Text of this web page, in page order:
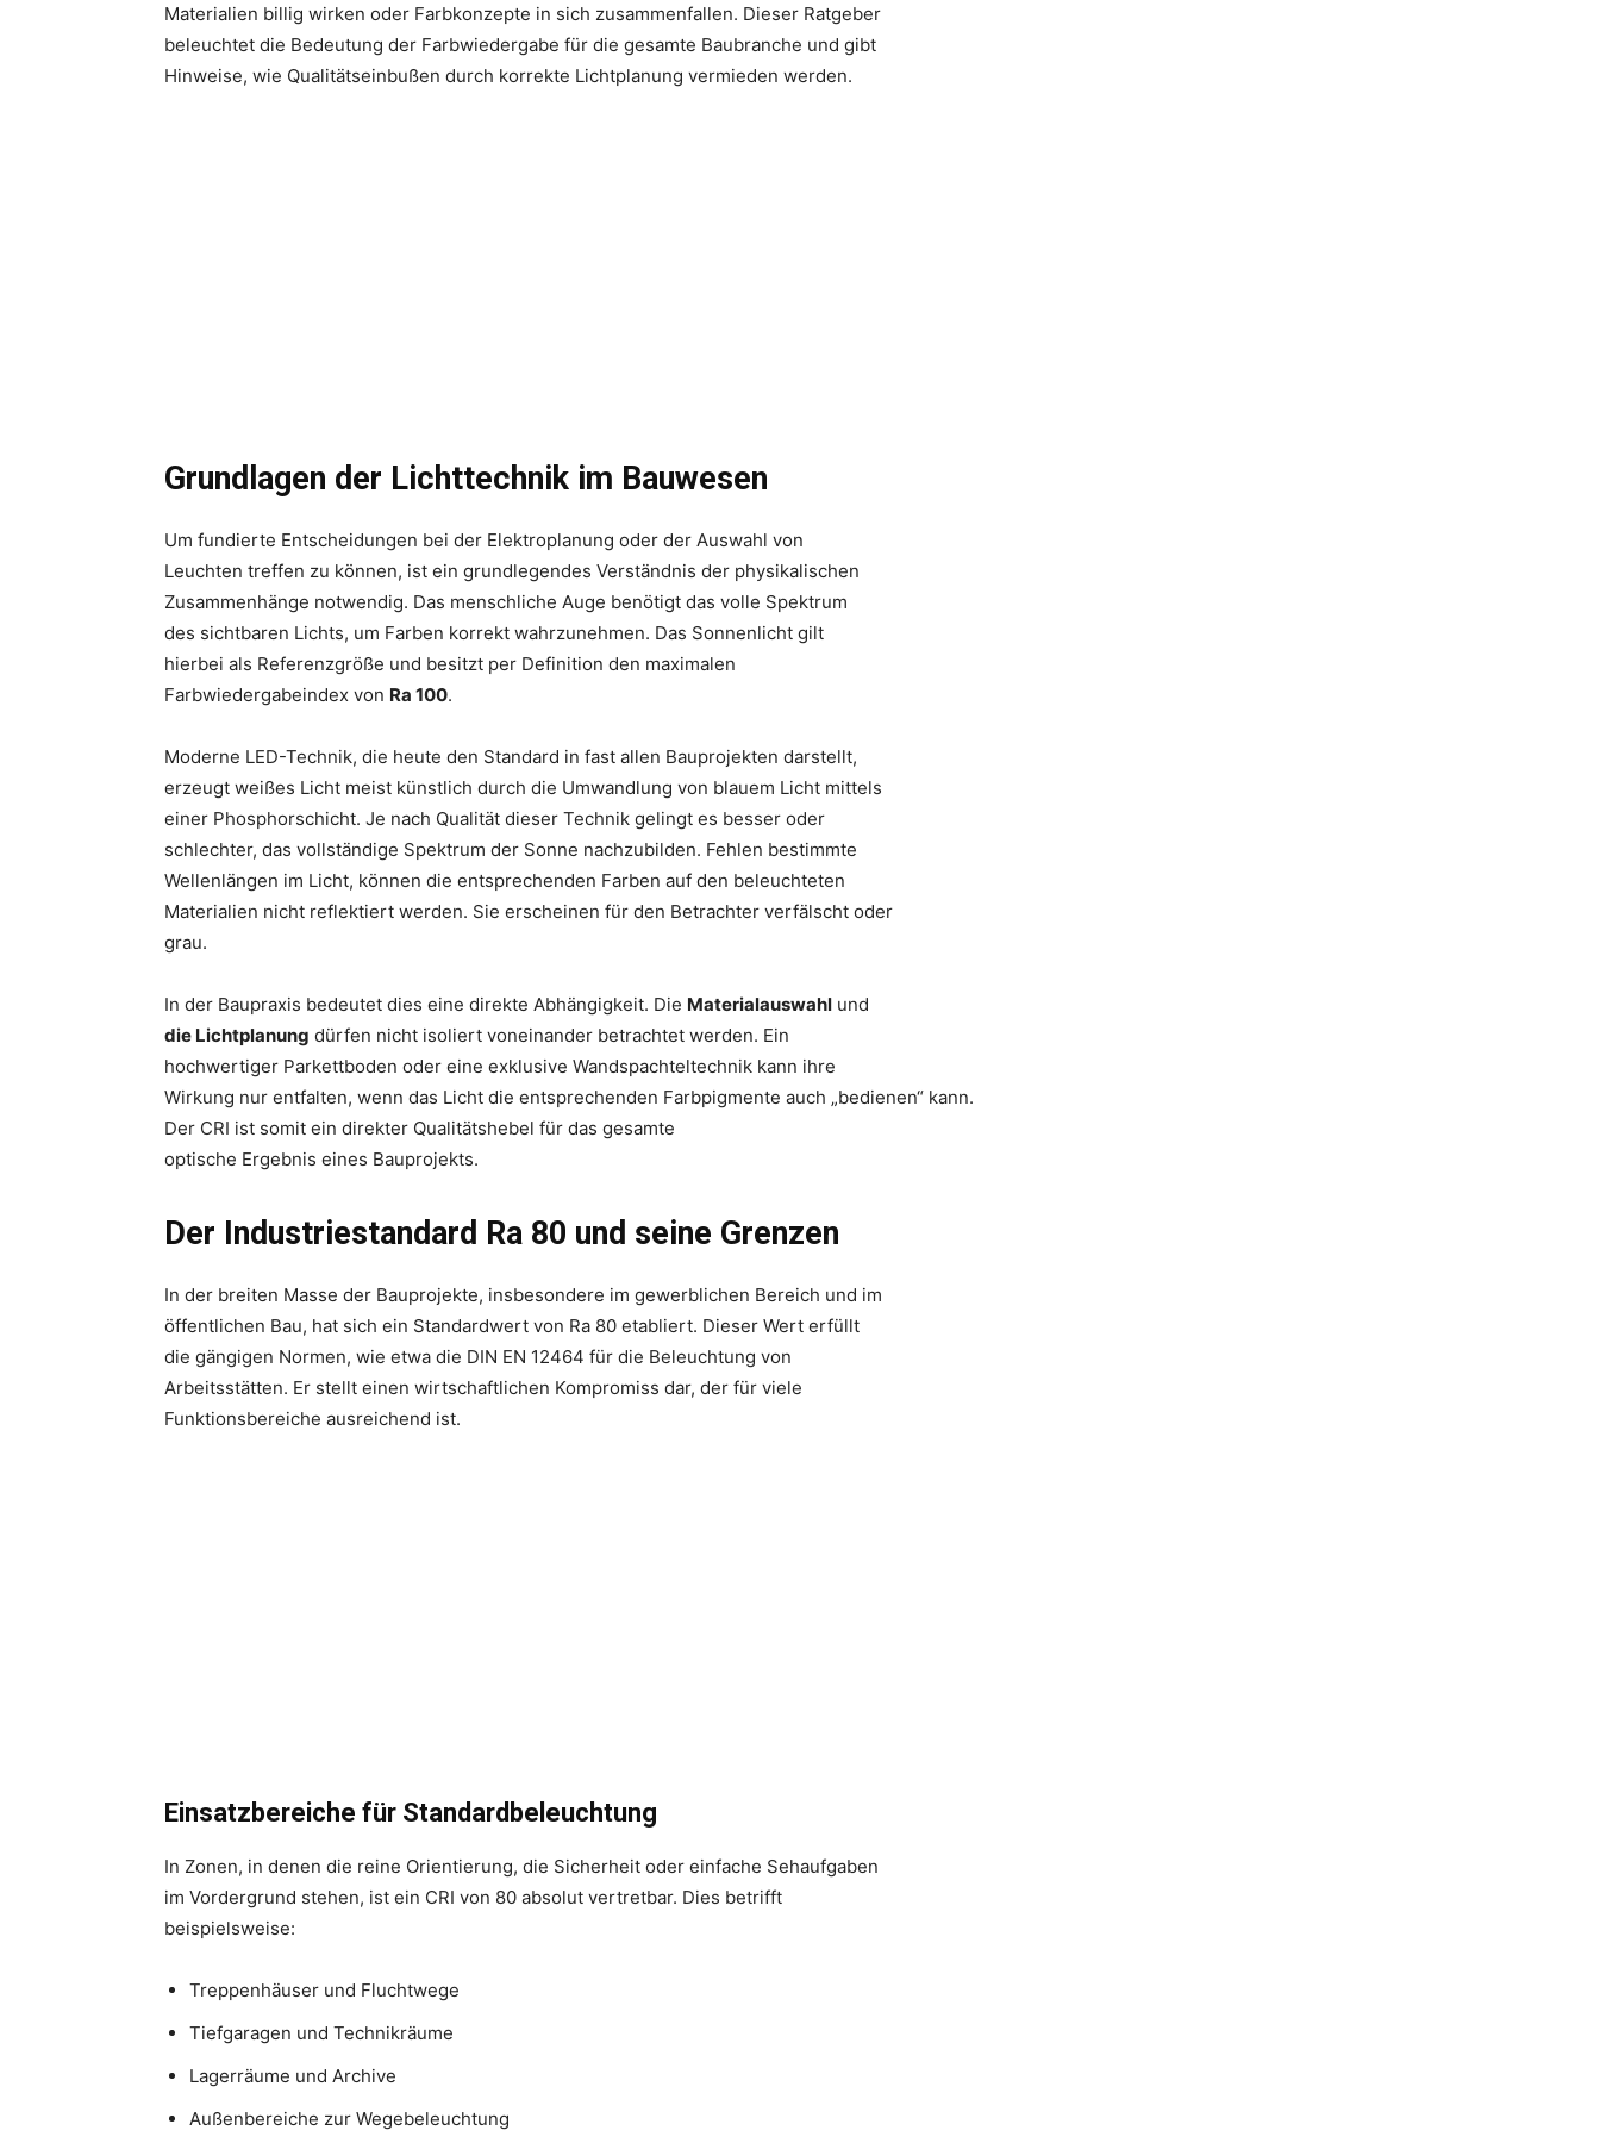
Materialien billig wirken oder Farbkonzepte in sich zusammenfallen. Dieser Ratgeber
beleuchtet die Bedeutung der Farbwiedergabe für die gesamte Baubranche und gibt
Hinweise, wie Qualitätseinbußen durch korrekte Lichtplanung vermieden werden.
Grundlagen der Lichttechnik im Bauwesen
Um fundierte Entscheidungen bei der Elektroplanung oder der Auswahl von
Leuchten treffen zu können, ist ein grundlegendes Verständnis der physikalischen
Zusammenhänge notwendig. Das menschliche Auge benötigt das volle Spektrum
des sichtbaren Lichts, um Farben korrekt wahrzunehmen. Das Sonnenlicht gilt
hierbei als Referenzgröße und besitzt per Definition den maximalen
Farbwiedergabeindex von Ra 100.
Moderne LED-Technik, die heute den Standard in fast allen Bauprojekten darstellt,
erzeugt weißes Licht meist künstlich durch die Umwandlung von blauem Licht mittels
einer Phosphorschicht. Je nach Qualität dieser Technik gelingt es besser oder
schlechter, das vollständige Spektrum der Sonne nachzubilden. Fehlen bestimmte
Wellenlängen im Licht, können die entsprechenden Farben auf den beleuchteten
Materialien nicht reflektiert werden. Sie erscheinen für den Betrachter verfälscht oder
grau.
In der Baupraxis bedeutet dies eine direkte Abhängigkeit. Die Materialauswahl und
die Lichtplanung dürfen nicht isoliert voneinander betrachtet werden. Ein
hochwertiger Parkettboden oder eine exklusive Wandspachteltechnik kann ihre
Wirkung nur entfalten, wenn das Licht die entsprechenden Farbpigmente auch „bedienen“ kann.
Der CRI ist somit ein direkter Qualitätshebel für das gesamte
optische Ergebnis eines Bauprojekts.
Der Industriestandard Ra 80 und seine Grenzen
In der breiten Masse der Bauprojekte, insbesondere im gewerblichen Bereich und im
öffentlichen Bau, hat sich ein Standardwert von Ra 80 etabliert. Dieser Wert erfüllt
die gängigen Normen, wie etwa die DIN EN 12464 für die Beleuchtung von
Arbeitsstätten. Er stellt einen wirtschaftlichen Kompromiss dar, der für viele
Funktionsbereiche ausreichend ist.
Einsatzbereiche für Standardbeleuchtung
In Zonen, in denen die reine Orientierung, die Sicherheit oder einfache Sehaufgaben
im Vordergrund stehen, ist ein CRI von 80 absolut vertretbar. Dies betrifft
beispielsweise:
Treppenhäuser und Fluchtwege
Tiefgaragen und Technikräume
Lagerräume und Archive
Außenbereiche zur Wegebeleuchtung